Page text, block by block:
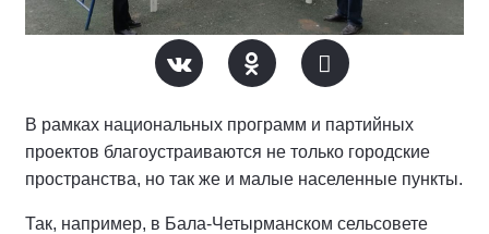
В рамках национальных программ и партийных
проектов благоустраиваются не только городские
пространства, но так же и малые населенные пункты.
Так, например, в Бала-Четырманском сельсовете